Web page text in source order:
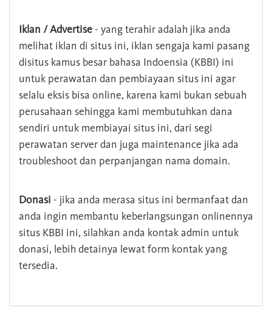
Iklan / Advertise - yang terahir adalah jika anda
melihat iklan di situs ini, iklan sengaja kami pasang
disitus kamus besar bahasa Indoensia (KBBI) ini
untuk perawatan dan pembiayaan situs ini agar
selalu eksis bisa online, karena kami bukan sebuah
perusahaan sehingga kami membutuhkan dana
sendiri untuk membiayai situs ini, dari segi
perawatan server dan juga maintenance jika ada
troubleshoot dan perpanjangan nama domain.
Donasi - jika anda merasa situs ini bermanfaat dan
anda ingin membantu keberlangsungan onlinennya
situs KBBI ini, silahkan anda kontak admin untuk
donasi, lebih detainya lewat form kontak yang
tersedia.